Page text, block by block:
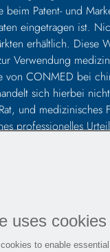
beim Patent- und
eingetragen ist.
erhältlich. Diese
Verwendung
von CONMED bei
sich hierbei
und medizinisches
professionelles
zur Behandlung eines
wird.
in der
und vor der
oder die
Anweisungen zur
uses cookies
to enable